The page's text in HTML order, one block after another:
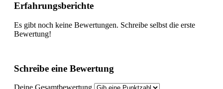
Erfahrungsberichte
Es gibt noch keine Bewertungen. Schreibe selbst die erste
Bewertung!
Schreibe eine Bewertung